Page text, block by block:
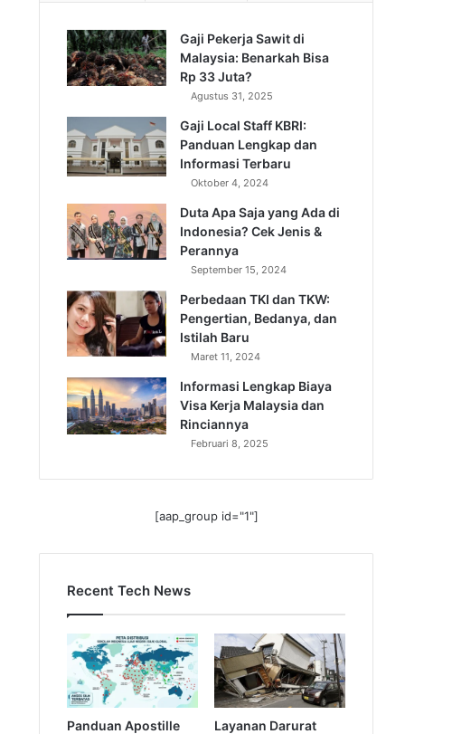
Gaji Pekerja Sawit di
Malaysia: Benarkah Bisa
Rp 33 Juta?
Agustus 31, 2025
Gaji Local Staff KBRI:
Panduan Lengkap dan
Informasi Terbaru
Oktober 4, 2024
Duta Apa Saja yang Ada di
Indonesia? Cek Jenis &
Perannya
September 15, 2024
Perbedaan TKI dan TKW:
Pengertian, Bedanya, dan
Istilah Baru
Maret 11, 2024
Informasi Lengkap Biaya
Visa Kerja Malaysia dan
Rinciannya
Februari 8, 2025
[aap_group id="1"]
Recent Tech News
Panduan Apostille
Layanan Darurat